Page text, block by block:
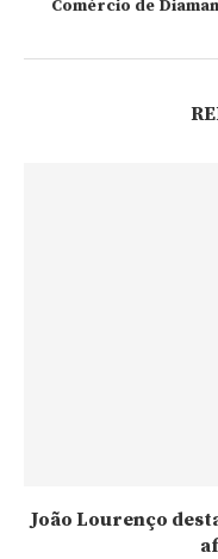
Comércio de
João Lourenço